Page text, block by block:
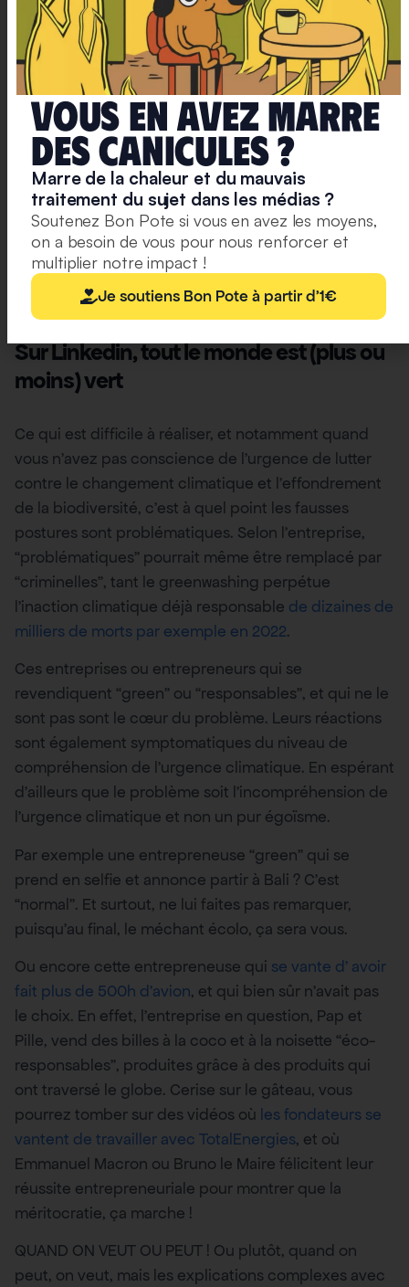
des
infographies,
nos
culturelles
et
des
exclusivités.
S'abonner
à la
newsletter
Sur Linkedin, tout le monde est (plus ou
moins) vert
Ce qui est difficile à réaliser, et notamment quand
vous n’avez pas conscience de l’urgence de lutter
contre le changement climatique et l’effondrement
de la biodiversité, c’est à quel point les fausses
postures sont problématiques. Selon l’entreprise,
“problématiques” pourrait même être remplacé par
“criminelles”, tant le greenwashing perpétue
l’inaction climatique déjà responsable de dizaines de
milliers de morts par exemple en 2022.
Ces entreprises ou entrepreneurs qui se
revendiquent “green” ou “responsables”, et qui ne le
sont pas sont le cœur du problème. Leurs réactions
sont également symptomatiques du niveau de
compréhension de l’urgence climatique. En espérant
d’ailleurs que le problème soit l’incompréhension de
l’urgence climatique et non un pur égoïsme.
Par exemple une entrepreneuse “green” qui se
prend en selfie et annonce partir à Bali ? C’est
“normal”. Et surtout, ne lui faites pas remarquer,
puisqu’au final, le méchant écolo, ça sera vous.
Ou encore cette entrepreneuse qui se vante d’ avoir
fait plus de 500h d’avion, et qui bien sûr n’avait pas
le choix. En effet, l’entreprise en question, Pap et
Pille, vend des billes à la coco et à la noisette “éco-
responsables”, produites grâce à des produits qui
ont traversé le globe. Cerise sur le gâteau, vous
pourrez tomber sur des vidéos où les fondateurs se
vantent de travailler avec TotalEnergies, et où
Emmanuel Macron ou Bruno le Maire félicitent leur
réussite entrepreneuriale pour montrer que la
méritocratie, ça marche !
QUAND ON VEUT OU PEUT ! Ou plutôt, quand on
peut, on veut, mais les explications complexes avec
Vous en avez marre
deS caniculeS ?
Marre de la chaleur et du mauvais
traitement du sujet dans les médias ?
Soutenez Bon Pote si vous en avez les moyens,
on a besoin de vous pour nous renforcer et
multiplier notre impact !
Je soutiens Bon Pote à partir d'1€